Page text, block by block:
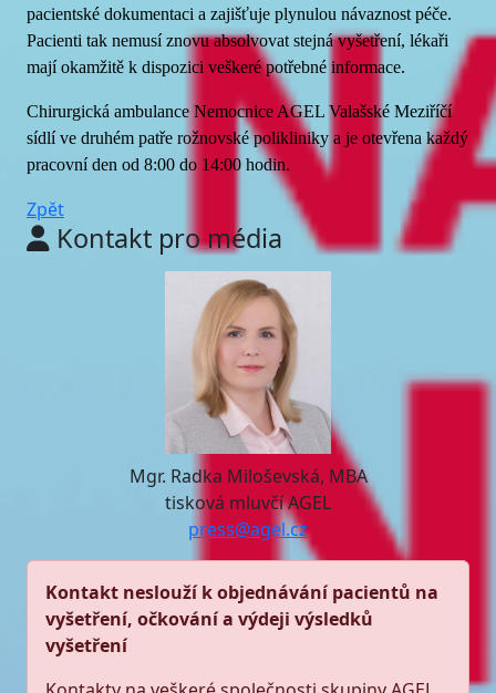
pacientské dokumentaci a zajišťuje plynulou návaznost péče.
Pacienti tak nemusí znovu absolvovat stejná vyšetření, lékaři
mají okamžitě k dispozici veškeré potřebné informace.
Chirurgická ambulance Nemocnice AGEL Valašské Meziříčí
sídlí ve druhém patře rožnovské polikliniky a je otevřena každý
pracovní den od 8:00 do 14:00 hodin.
Zpět
Kontakt pro média
Mgr. Radka Miloševská, MBA
tisková mluvčí AGEL
press@agel.cz
Kontakt neslouží k objednávání pacientů na
vyšetření, očkování a výdeji výsledků
vyšetření